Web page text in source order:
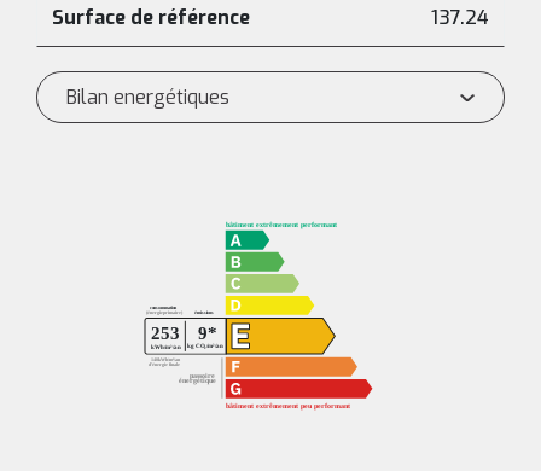
Surface de référence 137.24
Bilan energétiques